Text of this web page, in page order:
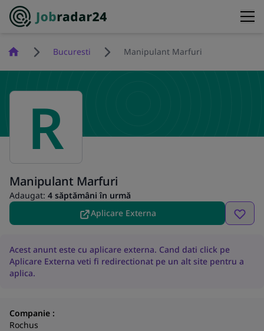
HomepageBucuresti Manipulant Marfuri
R
Manipulant Marfuri
Adaugat: 4 săptămâni în urmă
Aplicare Externa
Acest anunt este cu aplicare externa. Cand dati click pe
Aplicare Externa veti fi redirectionat pe un alt site pentru a
aplica.
Companie :
Rochus